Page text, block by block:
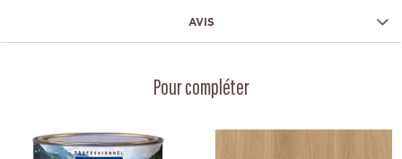
AVIS
Pour compléter